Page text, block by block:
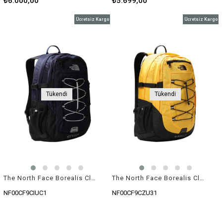
Tükendi
NF00CF9CIUC1
Ücretsiz Kargo
Tükendi
NF00CF9CZU31
Ücretsiz Kargo